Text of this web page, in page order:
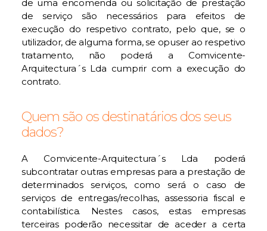
de uma encomenda ou solicitação de prestação
de serviço são necessários para efeitos de
execução do respetivo contrato, pelo que, se o
utilizador, de alguma forma, se opuser ao respetivo
tratamento, não poderá a Comvicente-
Arquitectura´s Lda cumprir com a execução do
contrato.
Quem são os destinatários dos seus
dados?
A Comvicente-Arquitectura´s Lda poderá
subcontratar outras empresas para a prestação de
determinados serviços, como será o caso de
serviços de entregas/recolhas, assessoria fiscal e
contabilística. Nestes casos, estas empresas
terceiras poderão necessitar de aceder a certa